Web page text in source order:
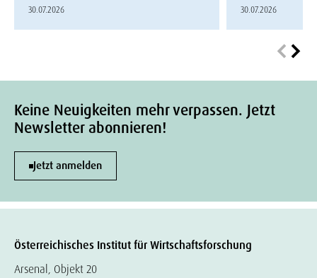
30.07.2026 30.07.2026
Keine Neuigkeiten mehr verpassen. Jetzt
Newsletter abonnieren!
Jetzt anmelden
Österreichisches Institut für Wirtschaftsforschung
Arsenal, Objekt 20